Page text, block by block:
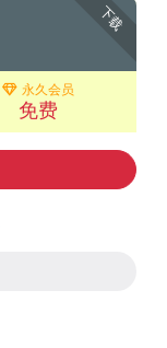
下载
永久会员
免费